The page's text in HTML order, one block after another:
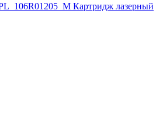
Картридж лазерный